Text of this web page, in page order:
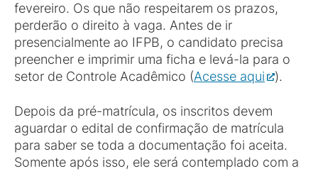
fevereiro. Os que não respeitarem os prazos,
perderão o direito à vaga. Antes de ir
presencialmente ao IFPB, o candidato precisa
preencher e imprimir uma ficha e levá-la para o
setor de Controle Acadêmico (Acesse aqui ).
Depois da pré-matrícula, os inscritos devem
aguardar o edital de confirmação de matrícula
para saber se toda a documentação foi aceita.
Somente após isso, ele será contemplado com a